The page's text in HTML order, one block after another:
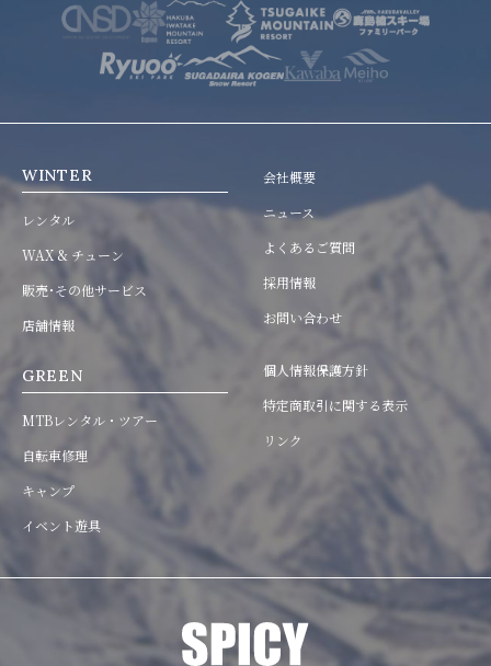
WINTER
レンタル
WAX & チューン
販売･その他サービス
店舗情報
GREEN
MTBレンタル・ツアー
自転車修理
キャンプ
イベント遊具
会社概要
ニュース
よくあるご質問
採用情報
お問い合わせ
個人情報保護方針
特定商取引に関する表示
リンク